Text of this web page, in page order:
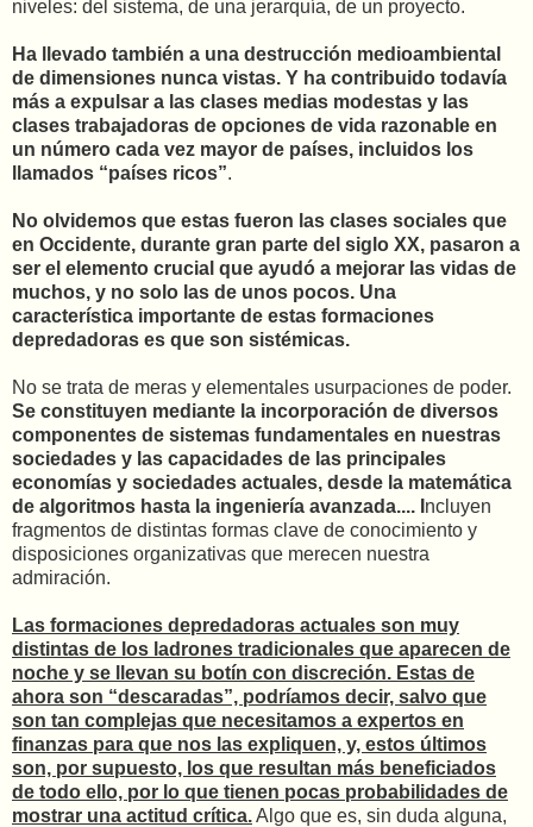
niveles: del sistema, de una jerarquía, de un proyecto.
Ha llevado también a una destrucción medioambiental
de dimensiones nunca vistas. Y ha contribuido todavía
más a expulsar a las clases medias modestas y las
clases trabajadoras de opciones de vida razonable en
un número cada vez mayor de países, incluidos los
llamados “países ricos”.
No olvidemos que estas fueron las clases sociales que
en Occidente, durante gran parte del siglo XX, pasaron a
ser el elemento crucial que ayudó a mejorar las vidas de
muchos, y no solo las de unos pocos. Una
característica importante de estas formaciones
depredadoras es que son sistémicas.
No se trata de meras y elementales usurpaciones de poder.
Se constituyen mediante la incorporación de diversos
componentes de sistemas fundamentales en nuestras
sociedades y las capacidades de las principales
economías y sociedades actuales, desde la matemática
de algoritmos hasta la ingeniería avanzada.... I ncluyen
fragmentos de distintas formas clave de conocimiento y
disposiciones organizativas que merecen nuestra
admiración.
Las formaciones depredadoras actuales son muy
distintas de los ladrones tradicionales que aparecen de
noche y se llevan su botín con discreción. Estas de
ahora son “descaradas”, podríamos decir, salvo que
son tan complejas que necesitamos a expertos en
finanzas para que nos las expliquen, y, estos últimos
son, por supuesto, los que resultan más beneficiados
de todo ello, por lo que tienen pocas probabilidades de
mostrar una actitud crítica.Algo que es, sin duda alguna,